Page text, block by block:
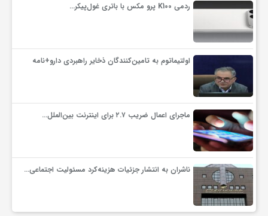
ردمی K100 پرو مکس با باتری غول‌پیکر…
اولتیماتوم به تامین‌کنندگان ذخایر راهبردی دارو+نامه
ماجرای اعمال ضریب ۲.۷ برای اینترنت بین‌الملل…
ناشران به انتشار جزئیات هزینه‌کرد مسئولیت اجتماعی…